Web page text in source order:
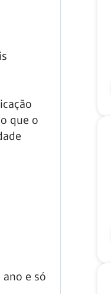
que o
e só